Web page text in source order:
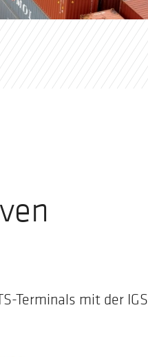
Terminals mit der IGS